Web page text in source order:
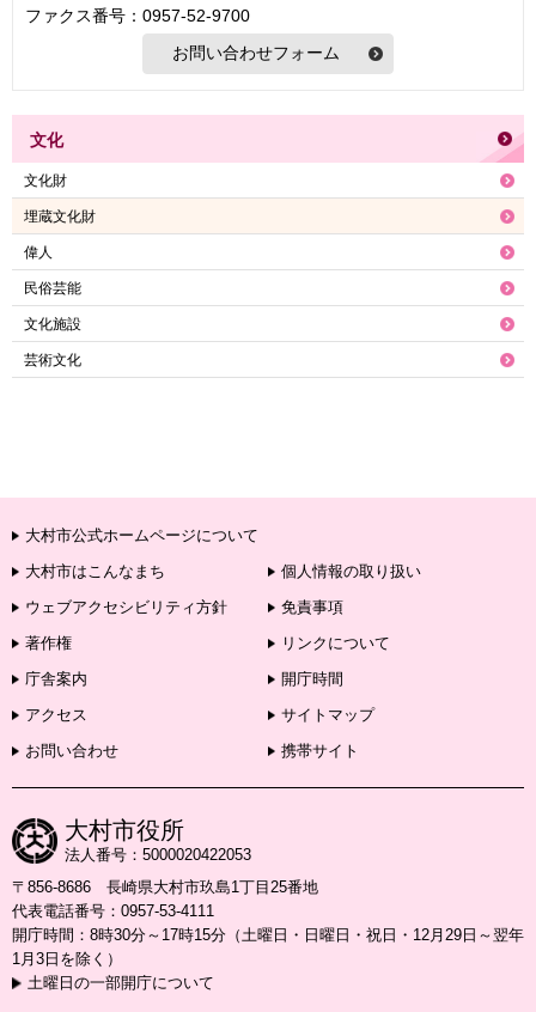
ファクス番号：0957-52-9700
文化
文化財
埋蔵文化財
偉人
民俗芸能
文化施設
芸術文化
大村市公式ホームページについて
大村市はこんなまち
個人情報の取り扱い
ウェブアクセシビリティ方針
免責事項
著作権
リンクについて
庁舎案内
開庁時間
アクセス
サイトマップ
お問い合わせ
携帯サイト
大村市役所
法人番号：5000020422053
〒856-8686 長崎県大村市玖島1丁目25番地
代表電話番号：0957-53-4111
開庁時間：8時30分～17時15分（土曜日・日曜日・祝日・12月29日～翌年
1月3日を除く）
土曜日の一部開庁について